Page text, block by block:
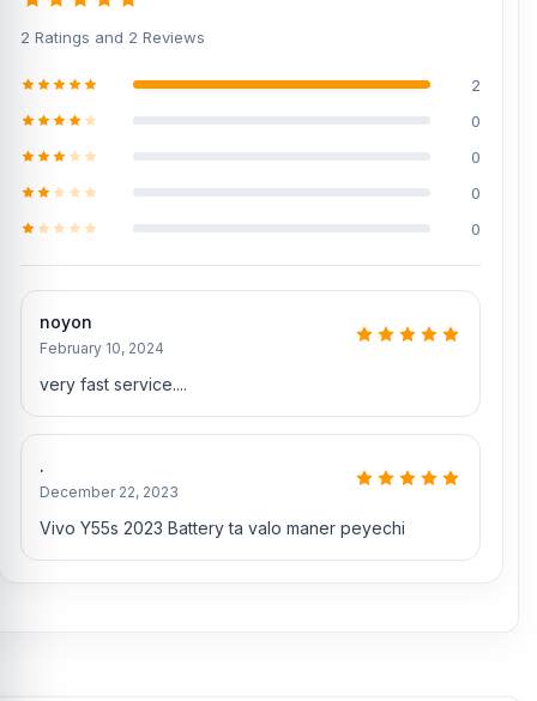
2 Ratings and 2 Reviews
2
0
0
0
0
noyon
February 10, 2024
very fast service....
.
December 22, 2023
Vivo Y55s 2023 Battery ta valo maner peyechi